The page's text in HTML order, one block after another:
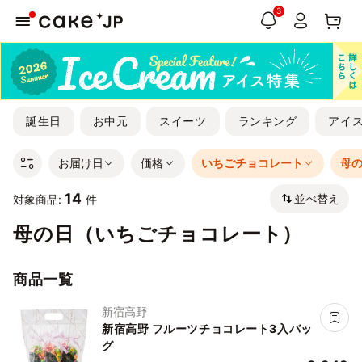
3
誕生日 お中元 スイーツ ランキング アイ
お届け日 価格 いちごチョコレート 母
対象商品: 14 件 並べ替え
母の日（いちごチョコレート）
商品一覧
新宿高野
新宿高野 フルーツチョコレート3入バッ
グ